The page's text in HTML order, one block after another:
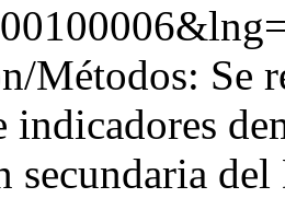
Métodos: Se
indicadores
secundaria